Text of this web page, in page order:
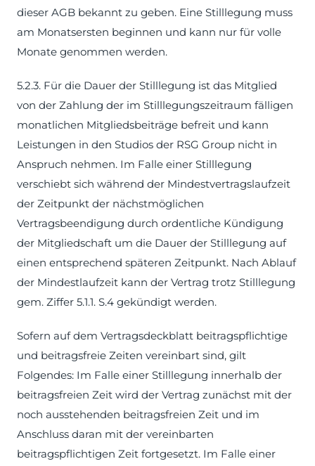
dieser AGB bekannt zu geben. Eine Stilllegung muss
am Monatsersten beginnen und kann nur für volle
Monate genommen werden.
5.2.3. Für die Dauer der Stilllegung ist das Mitglied
von der Zahlung der im Stilllegungszeitraum fälligen
monatlichen Mitgliedsbeiträge befreit und kann
Leistungen in den Studios der RSG Group nicht in
Anspruch nehmen. Im Falle einer Stilllegung
verschiebt sich während der Mindestvertragslaufzeit
der Zeitpunkt der nächstmöglichen
Vertragsbeendigung durch ordentliche Kündigung
der Mitgliedschaft um die Dauer der Stilllegung auf
einen entsprechend späteren Zeitpunkt. Nach Ablauf
der Mindestlaufzeit kann der Vertrag trotz Stilllegung
gem. Ziffer 5.1.1. S.4 gekündigt werden.
Sofern auf dem Vertragsdeckblatt beitragspflichtige
und beitragsfreie Zeiten vereinbart sind, gilt
Folgendes: Im Falle einer Stilllegung innerhalb der
beitragsfreien Zeit wird der Vertrag zunächst mit der
noch ausstehenden beitragsfreien Zeit und im
Anschluss daran mit der vereinbarten
beitragspflichtigen Zeit fortgesetzt. Im Falle einer